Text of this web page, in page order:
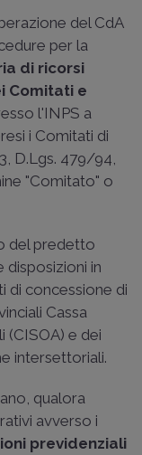
del CdA
per la
di ricorsi
Comitati e
l'INPS a
i Comitati di
D.Lgs. 479/94
"Comitato" o
del predetto
in
di concessione di
Cassa
(CISOA) e dei
intersettoriali.
qualora
avverso i
previdenziali